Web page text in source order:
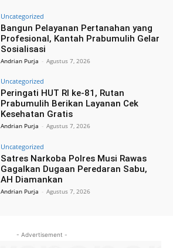
Uncategorized
Bangun Pelayanan Pertanahan yang
Profesional, Kantah Prabumulih Gelar
Sosialisasi
Andrian Purja - Agustus 7, 2026
Uncategorized
Peringati HUT RI ke-81, Rutan
Prabumulih Berikan Layanan Cek
Kesehatan Gratis
Andrian Purja - Agustus 7, 2026
Uncategorized
Satres Narkoba Polres Musi Rawas
Gagalkan Dugaan Peredaran Sabu,
AH Diamankan
Andrian Purja - Agustus 7, 2026
- Advertisement -